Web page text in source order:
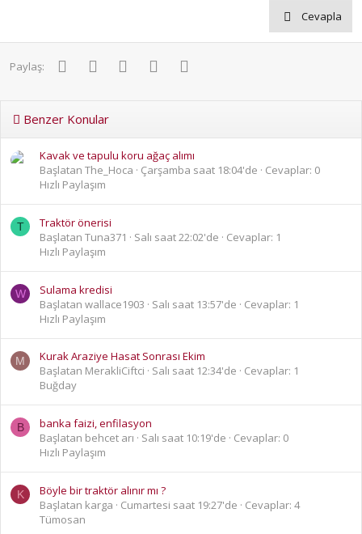
Cevapla
Paylaş: FacebookTwitter PinterestWhatsApp
Benzer Konular
Kavak ve tapulu koru ağaç alımı
Başlatan The_Hoca
Çarşamba saat 18:04'de
Cevaplar: 0
Hızlı Paylaşım
T
Traktör önerisi
Başlatan Tuna371
Salı saat 22:02'de
Cevaplar: 1
Hızlı Paylaşım
W
Sulama kredisi
Başlatan wallace1903
Salı saat 13:57'de
Cevaplar: 1
Hızlı Paylaşım
M
Kurak Araziye Hasat Sonrası Ekim
Başlatan MerakliCiftci
Salı saat 12:34'de
Cevaplar: 1
Buğday
B
banka faizi, enfilasyon
Başlatan behcet arı
Salı saat 10:19'de
Cevaplar: 0
Hızlı Paylaşım
K
Böyle bir traktör alınır mı ?
Başlatan karga
Cumartesi saat 19:27'de
Cevaplar: 4
Tümosan